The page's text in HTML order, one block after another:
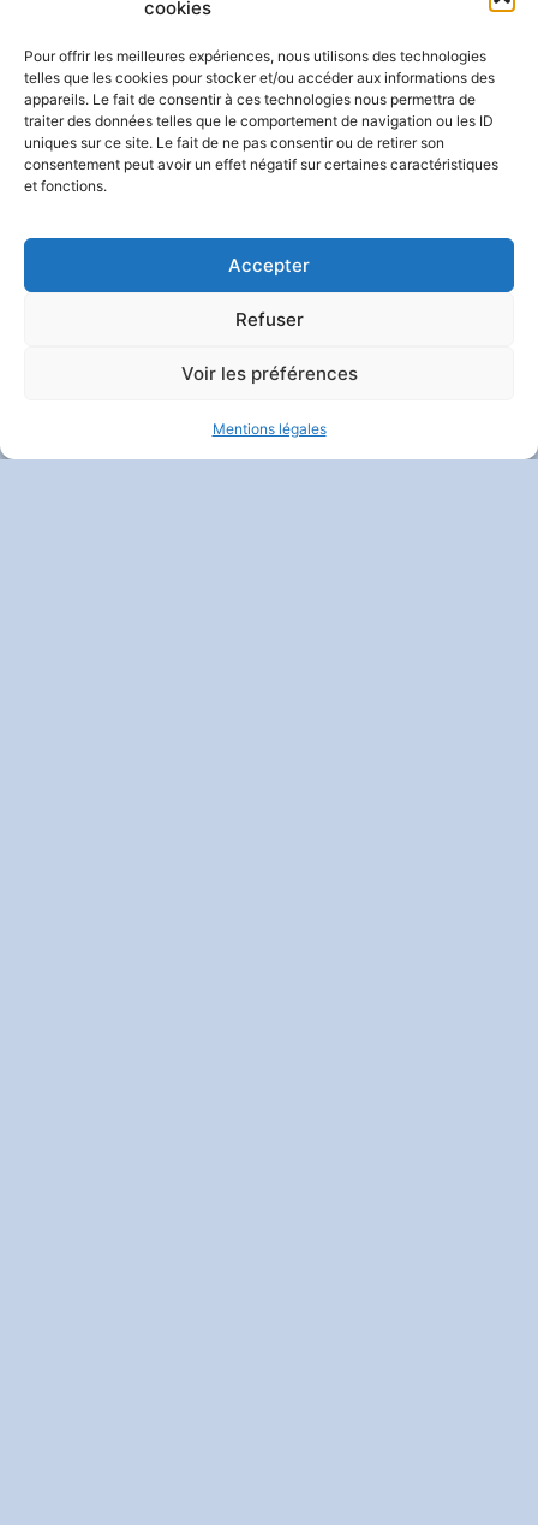
cookies
Pour offrir les meilleures expériences, nous utilisons des technologies
telles que les cookies pour stocker et/ou accéder aux informations des
appareils. Le fait de consentir à ces technologies nous permettra de
traiter des données telles que le comportement de navigation ou les ID
uniques sur ce site. Le fait de ne pas consentir ou de retirer son
consentement peut avoir un effet négatif sur certaines caractéristiques
et fonctions.
Accepter
Refuser
Voir les préférences
Mentions légales
SUIVEZ-NOUS
Et Vie Privée| Crédits :Codixis